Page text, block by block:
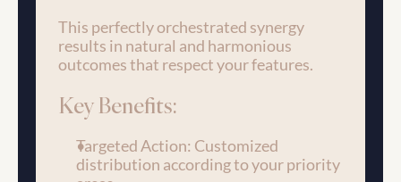
This perfectly orchestrated synergy
results in natural and harmonious
outcomes that respect your features.
Key Benefits:
Targeted Action: Customized
distribution according to your priority